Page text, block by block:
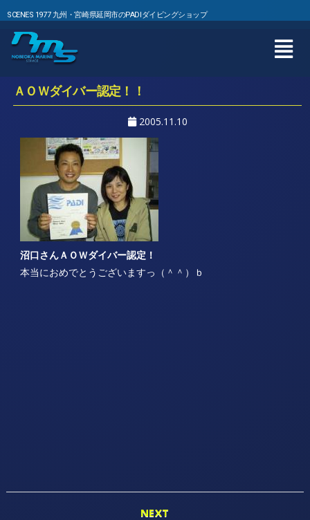
SCENES 1977 九州・宮崎県延岡市のPADIダイビングショップ
ＡＯＷダイバー認定！！
2005.11.10
沼口さんＡＯＷダイバー認定！
本当におめでとうございますっ（＾＾）ｂ
NEXT